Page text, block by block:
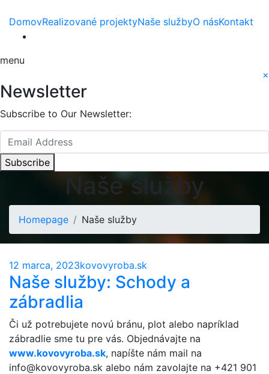
DomovRealizované projektyNaše službyO násKontakt
menu
×
Newsletter
Subscribe to Our Newsletter:
Subscribe
Naše služby
Homepage Naše služby
12 marca, 2023kovovyroba.sk
Naše služby: Schody a
zábradlia
Či už potrebujete novú bránu, plot alebo napríklad
zábradlie sme tu pre vás. Objednávajte na
www.kovovyroba.sk, napíšte nám mail na
info@kovovyroba.sk alebo nám zavolajte na +421 901